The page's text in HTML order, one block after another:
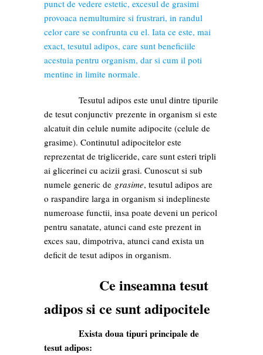
punct de vedere estetic, excesul de grasimi
provoaca nemultumire si frustrari, in randul
celor care se confrunta cu el. Iata ce este, mai
exact, tesutul adipos, care sunt beneficiile
acestuia pentru organism, dar si cum il poti
mentine in limite normale.
Tesutul adipos este unul dintre tipurile
de tesut conjunctiv prezente in organism si este
alcatuit din celule numite adipocite (celule de
grasime). Continutul adipocitelor este
reprezentat de trigliceride, care sunt esteri tripli
ai glicerinei cu acizii grasi. Cunoscut si sub
numele generic de grasime, tesutul adipos are
o raspandire larga in organism si indeplineste
numeroase functii, insa poate deveni un pericol
pentru sanatate, atunci cand este prezent in
exces sau, dimpotriva, atunci cand exista un
deficit de tesut adipos in organism.
Ce inseamna tesut
adipos si ce sunt adipocitele
Exista doua tipuri principale de
tesut adipos: